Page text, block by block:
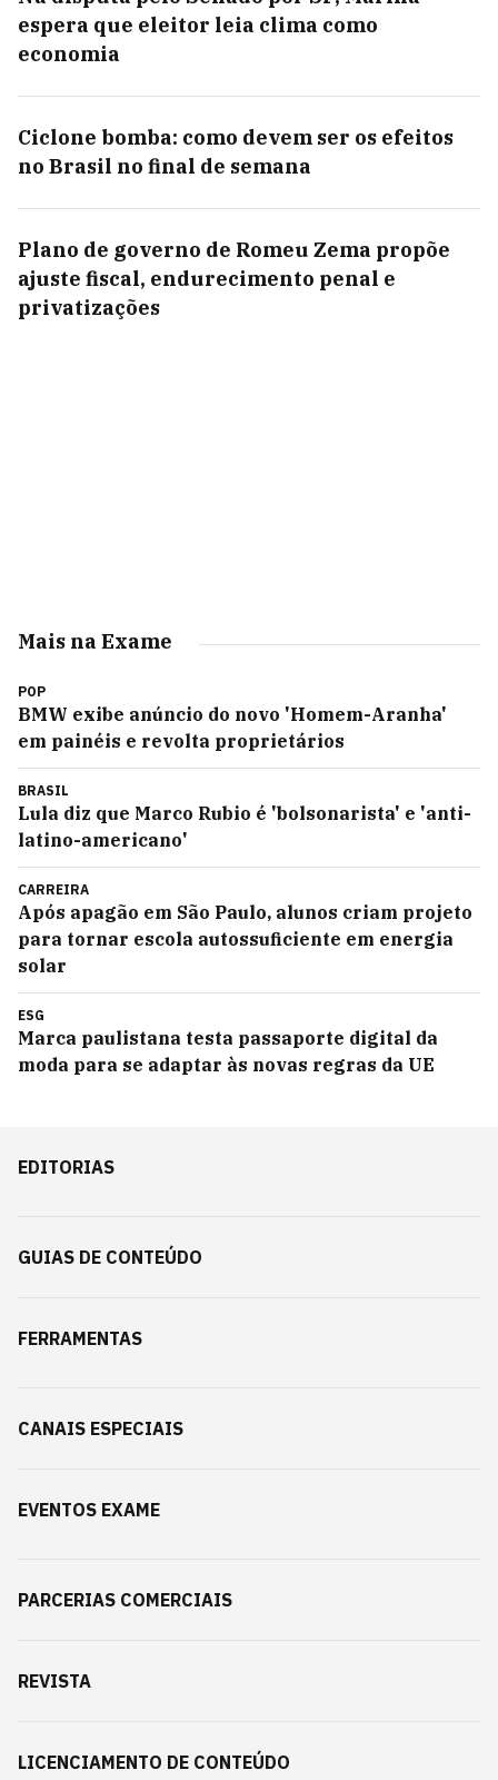
espera que eleitor leia clima como
economia
Ciclone bomba: como devem ser os efeitos
no Brasil no final de semana
Plano de governo de Romeu Zema propõe
ajuste fiscal, endurecimento penal e
privatizações
Mais na Exame
POP
BMW exibe anúncio do novo 'Homem-Aranha'
em painéis e revolta proprietários
BRASIL
Lula diz que Marco Rubio é 'bolsonarista' e 'anti-
latino-americano'
CARREIRA
Após apagão em São Paulo, alunos criam projeto
para tornar escola autossuficiente em energia
solar
ESG
Marca paulistana testa passaporte digital da
moda para se adaptar às novas regras da UE
EDITORIAS
GUIAS DE CONTEÚDO
FERRAMENTAS
CANAIS ESPECIAIS
EVENTOS EXAME
PARCERIAS COMERCIAIS
REVISTA
LICENCIAMENTO DE CONTEÚDO